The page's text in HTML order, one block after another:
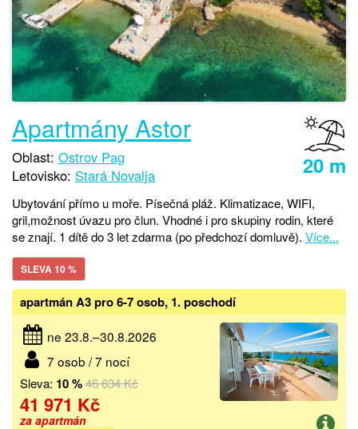
20 m
Apartmány Astor
Oblast: Ostrov Pag
Letovisko: Stará Novalja
Ubytování přímo u moře. Písečná pláž. Klimatizace, WIFI,
gril,možnost úvazu pro člun. Vhodné i pro skupiny rodin, které
se znají. 1 dítě do 3 let zdarma (po předchozí domluvě). Více...
SLEVA 10 %
apartmán A3 pro 6-7 osob, 1. poschodí
ne 23.8.–30.8.2026
7 osob / 7 nocí
Sleva: 10 %46 634 Kč
41 971 Kč
za apartmán